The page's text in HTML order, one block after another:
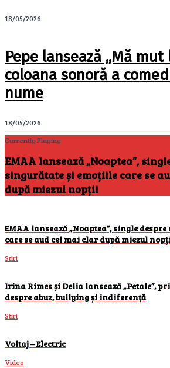
18/05/2026
Pepe lansează „Mă mut
coloana sonoră a
nume
18/05/2026
Currently Playing
EMAA lansează „Noaptea”,
singurătate și emoțiile care se
după miezul nopții
EMAA lansează „Noaptea”, single
care se aud cel mai clar după miezul
Stiri
Irina Rimes și Delia lansează „Petale”,
despre abuz, bullying și indiferență
Stiri
Voltaj – Electric
Video